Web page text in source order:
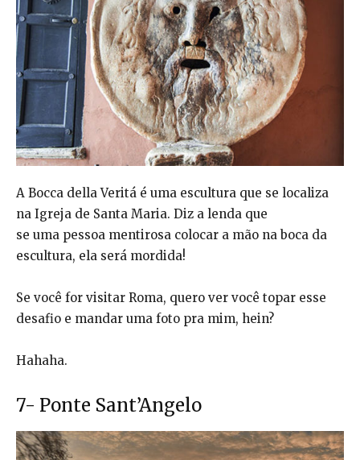
A Bocca della Veritá é uma escultura que se localiza
na Igreja de Santa Maria. Diz a lenda que
se uma pessoa mentirosa colocar a mão na boca da
escultura, ela será mordida!
Se você for visitar Roma, quero ver você topar esse
desafio e mandar uma foto pra mim, hein?
Hahaha.
7- Ponte Sant’Angelo